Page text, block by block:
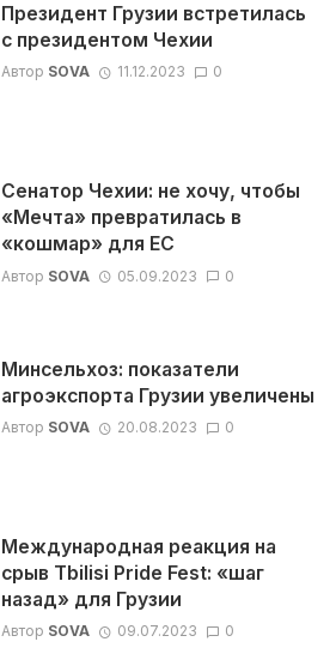
Президент Грузии встретилась
с президентом Чехии
Автор SOVA 11.12.2023 0
Сенатор Чехии: не хочу, чтобы
«Мечта» превратилась в
«кошмар» для ЕС
Автор SOVA 05.09.2023 0
Минсельхоз: показатели
агроэкспорта Грузии увеличены
Автор SOVA 20.08.2023 0
Международная реакция на
срыв Tbilisi Pride Fest: «шаг
назад» для Грузии
Автор SOVA 09.07.2023 0